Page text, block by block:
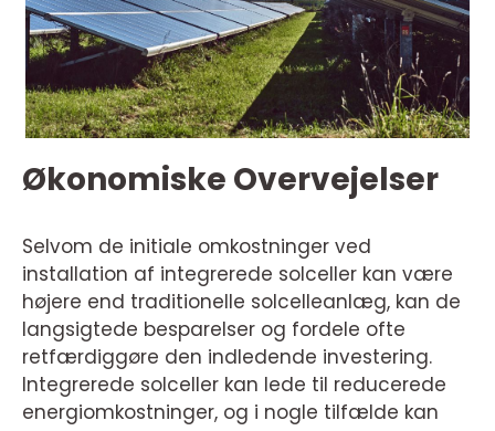
Økonomiske Overvejelser
Selvom de initiale omkostninger ved
installation af integrerede solceller kan være
højere end traditionelle solcelleanlæg, kan de
langsigtede besparelser og fordele ofte
retfærdiggøre den indledende investering.
Integrerede solceller kan lede til reducerede
energiomkostninger, og i nogle tilfælde kan